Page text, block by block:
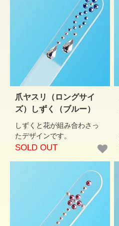
爪ヤスリ（ロングサイ
ズ）しずく（ブルー）
しずくと花が組み合わさっ
たデザインです。
SOLD OUT